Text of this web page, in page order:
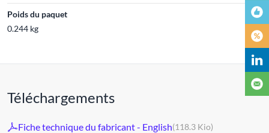
Poids du paquet
0.244 kg
Téléchargements
Fiche technique du fabricant - English(118.3 Kio)